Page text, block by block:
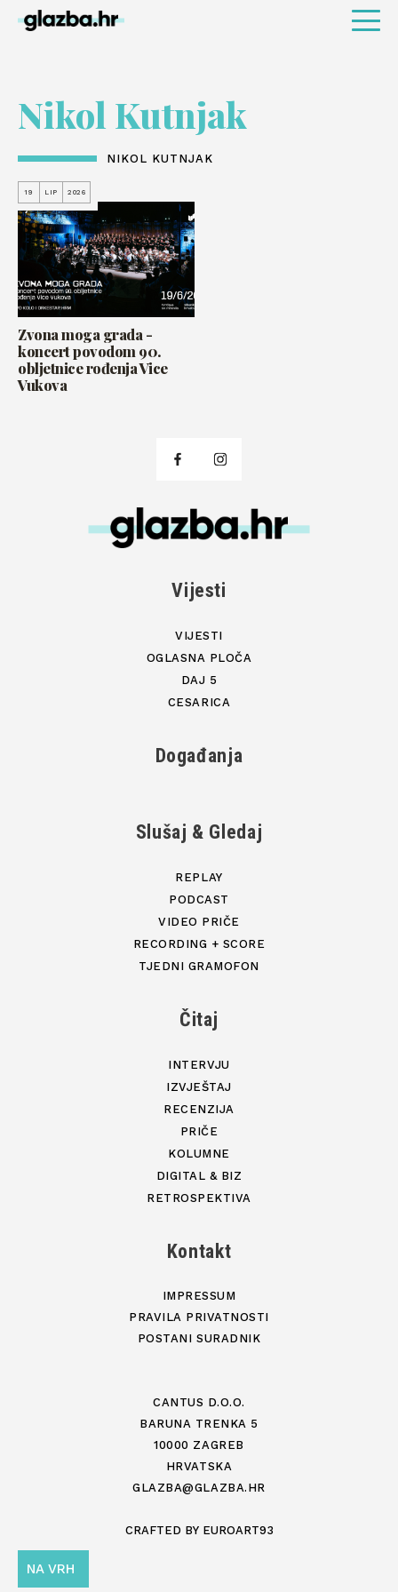
Nikol Kutnjak
NIKOL KUTNJAK
19 LIP 2026
Zvona moga grada -
koncert povodom 90.
obljetnice rođenja Vice
Vukova
Vijesti
VIJESTI
OGLASNA PLOČA
DAJ 5
CESARICA
Događanja
Slušaj & Gledaj
REPLAY
PODCAST
VIDEO PRIČE
RECORDING + SCORE
TJEDNI GRAMOFON
Čitaj
INTERVJU
IZVJEŠTAJ
RECENZIJA
PRIČE
KOLUMNE
DIGITAL & BIZ
RETROSPEKTIVA
Kontakt
IMPRESSUM
PRAVILA PRIVATNOSTI
POSTANI SURADNIK
CANTUS D.O.O.
BARUNA TRENKA 5
10000 ZAGREB
HRVATSKA
GLAZBA@GLAZBA.HR
CRAFTED BY EUROART93
NA VRH